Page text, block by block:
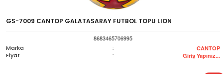
GS-7009 CANTOP GALATASARAY FUTBOL TOPU LION
8683465706995
Marka
: CANTOP
Fiyat : Giriş Yapınız...